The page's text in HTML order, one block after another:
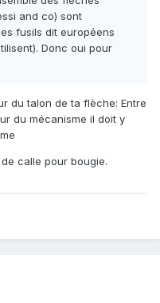
and co) sont
fusils dit européens
Donc oui pour
du talon de ta flèche: Entre
du mécanisme il doit y
calle pour bougie.